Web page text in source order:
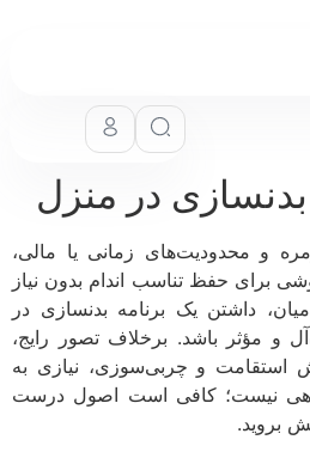
در منزل
محدودیت‌های زمانی یا مالی،
حفظ تناسب اندام بدون نیاز
داشتن یک برنامه بدنسازی در
باشد. برخلاف تصور رایج،
و چربی‌سوزی، نیازی به
نیست؛ کافی است اصول درست